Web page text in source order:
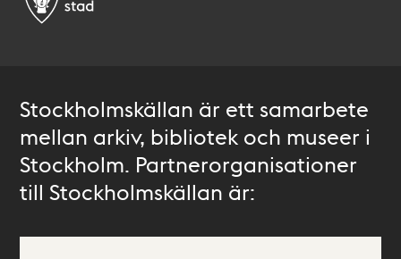
Stockholmskällan är ett samarbete
mellan arkiv, bibliotek och museer i
Stockholm. Partnerorganisationer
till Stockholmskällan är: